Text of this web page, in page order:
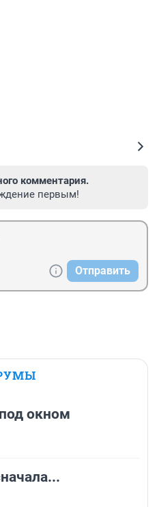
комментария.
первым!
Отправить
окном